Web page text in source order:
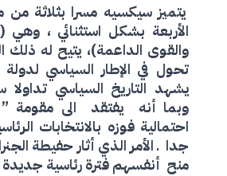
يتميز سيكسيه مسرا بثلاثة
الأربعة بشكل استثنائي ، وهي
والقوى الداعمة)، يتيح له
تحول في الإطار السياسي
يشهد التاريخ السياسي
وبما أنه يفتقد الى مقومة
احتمالية فوزه بالانتخابات
جدا ـ الأمر الذي أثار حفيطة
منح أنفسهم فترة رئاسية